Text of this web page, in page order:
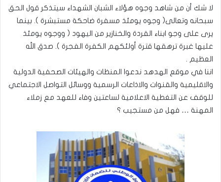
لا شك أن من شاهد وجوه هؤلاء الشبان الشهداء سيتذكر قول الحق
سبحانه وتعالى( وجوه يومئذ مسفرة ضاحكة مستبشرة ). بينما
يرى على وجو ابناء القردة والخنازير من اليهود ( ووجوه يومئذ
عليها غبرة ترهقها قترة أولئكهم الكفرة الفجرة ). صدق الله
العظيم .
اننا في موقع الهدهد ندعوا المنظات والهيئات الصحفية الدولية
والاقليمية والقنوات والاذاعات الرسمية ووسائل التواصل الاجتماعي
للوقف عن التغطية الاعلامية لساعتين وفاء للعهد مع زملاء
المهنة … فهل من مستجيب ؟